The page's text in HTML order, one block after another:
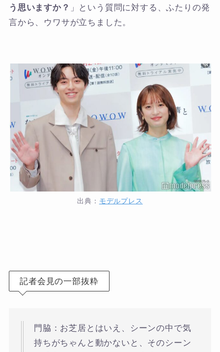
う思いますか？ 」という質問に対する、ふたりの発
言から、ウワサが立ちました。
出典： モデルプレス
記者会見の一部抜粋
門脇：お芝居とはいえ、シーンの中で気
持ちがちゃんと動かないと、そのシーン